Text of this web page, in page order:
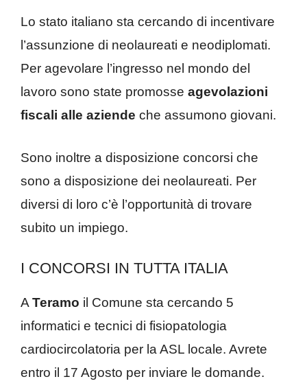
Lo stato italiano sta cercando di incentivare
l’assunzione di neolaureati e neodiplomati.
Per agevolare l’ingresso nel mondo del
lavoro sono state promosse agevolazioni
fiscali alle aziende che assumono giovani.
Sono inoltre a disposizione concorsi che
sono a disposizione dei neolaureati. Per
diversi di loro c’è l’opportunità di trovare
subito un impiego.
I CONCORSI IN TUTTA ITALIA
A Teramo il Comune sta cercando 5
informatici e tecnici di fisiopatologia
cardiocircolatoria per la ASL locale. Avrete
entro il 17 Agosto per inviare le domande.